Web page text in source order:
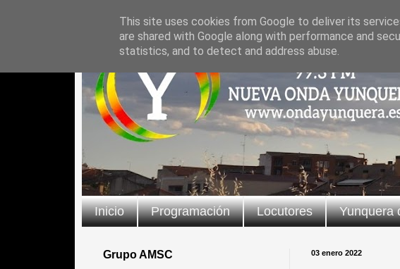
Inicio Programación Locutores Yunquera
03 enero 2022
Grupo AMSC
This site uses cookies from Google to deliver its
are shared with Google along with performance and
statistics, and to detect and address abuse.